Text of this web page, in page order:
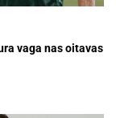
vaga nas oitavas